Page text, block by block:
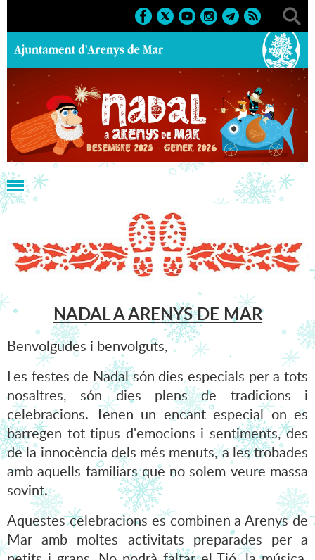
Nadal
NADAL A ARENYS DE MAR
Benvolgudes i benvolguts,
Les festes de Nadal són dies especials per a tots
nosaltres, són dies plens de tradicions i
celebracions. Tenen un encant especial on es
barregen tot tipus d'emocions i sentiments, des
de la innocència dels més menuts, a les trobades
amb aquells familiars que no solem veure massa
sovint.
Aquestes celebracions es combinen a Arenys de
Mar amb moltes activitats preparades per a